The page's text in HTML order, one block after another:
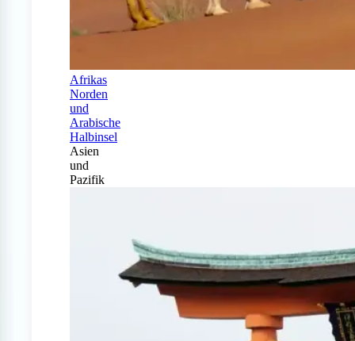
Afrikas
Norden
und
Arabische
Halbinsel
Asien
und
Pazifik